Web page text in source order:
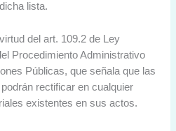
lista.
del art. 109.2 de Ley
Procedimiento Administrativo
Públicas, que señala que las
rectificar en cualquier
existentes en sus actos.